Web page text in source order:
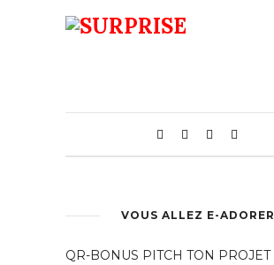
VOUS ALLEZ E-ADORER
QR-BONUS PITCH TON PROJET